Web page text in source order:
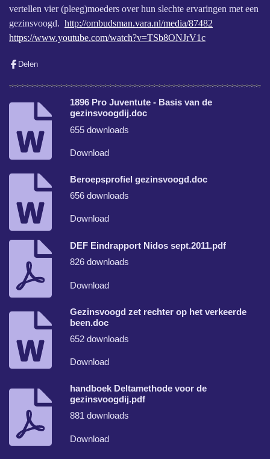
vertellen vier (pleeg)moeders over hun slechte ervaringen met een
gezinsvoogd. http://ombudsman.vara.nl/media/87482
https://www.youtube.com/watch?v=TSb8ONJrV1c
Delen
1896 Pro Juventute - Basis van de
gezinsvoogdij.doc
655 downloads
Download
Beroepsprofiel gezinsvoogd.doc
656 downloads
Download
DEF Eindrapport Nidos sept.2011.pdf
826 downloads
Download
Gezinsvoogd zet rechter op het verkeerde
been.doc
652 downloads
Download
handboek Deltamethode voor de
gezinsvoogdij.pdf
881 downloads
Download